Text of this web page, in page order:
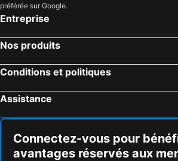
préférée sur Google.
Entreprise
Nos produits
Conditions et politiques
Assistance
Connectez-vous pour
avantages réservés aux